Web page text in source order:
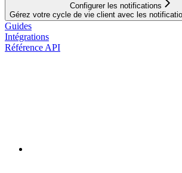
Configurer les notifications
Gérez votre cycle de vie client avec les
Guides
Intégrations
Référence API